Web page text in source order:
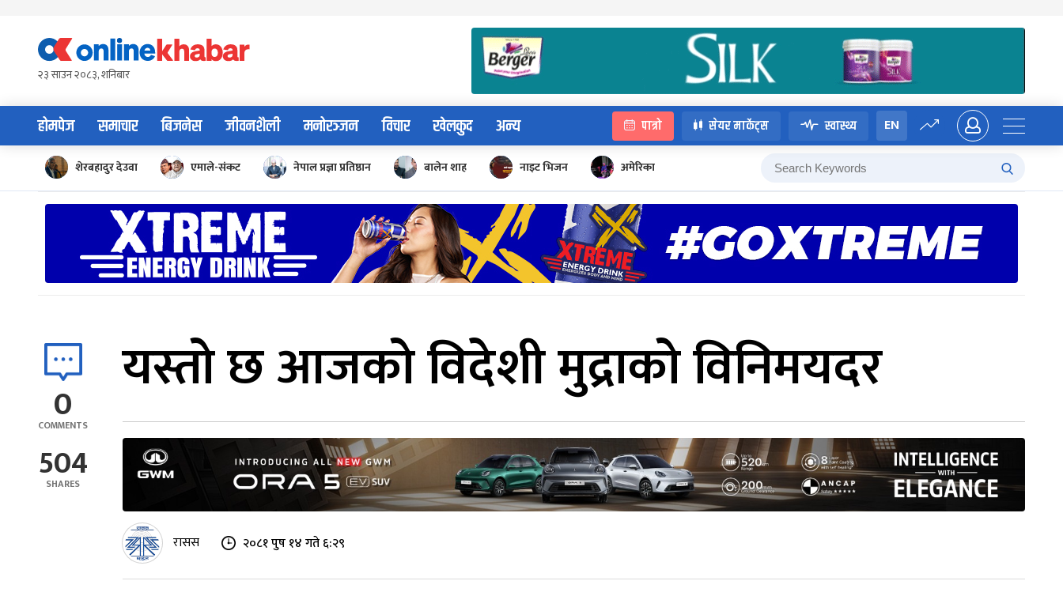
content२३ साउन २०८३, शनिबार
होमपेज समाचार बिजनेस जीवनशैली मनोरञ्जन विचार खेलकुद अन्य पात्रो सेयर मार्केट्स स्वास्थ्य EN
शेरबहादुर देउवा एमाले-संकट नेपाल प्रज्ञा प्रतिष्ठान बालेन शाह नाइट भिजन अमेरिका
0
COMMENTS
504
SHARES
यस्तो छ आजको विदेशी मुद्राको विनिमयदर
रासस २०८१ पुष १४ गते ६:२९